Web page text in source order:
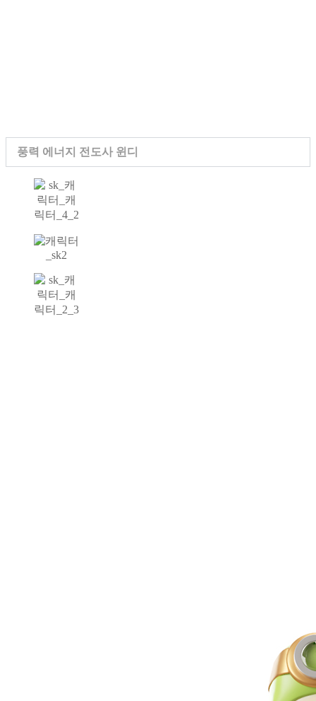
풍력 에너지 전도사 윈디